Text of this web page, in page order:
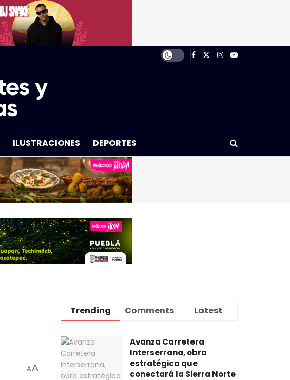
ILUSTRACIONES DEPORTES
AA
Trending Comments Latest
Avanza Carretera
Interserrana, obra
estratégica que
conectará la Sierra Norte